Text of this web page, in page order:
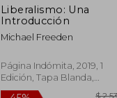
Liberalismo: Una
Introducción
Michael Freeden
Página Indómita, 2019, 1
Edición, Tapa Blanda,
Nuevo